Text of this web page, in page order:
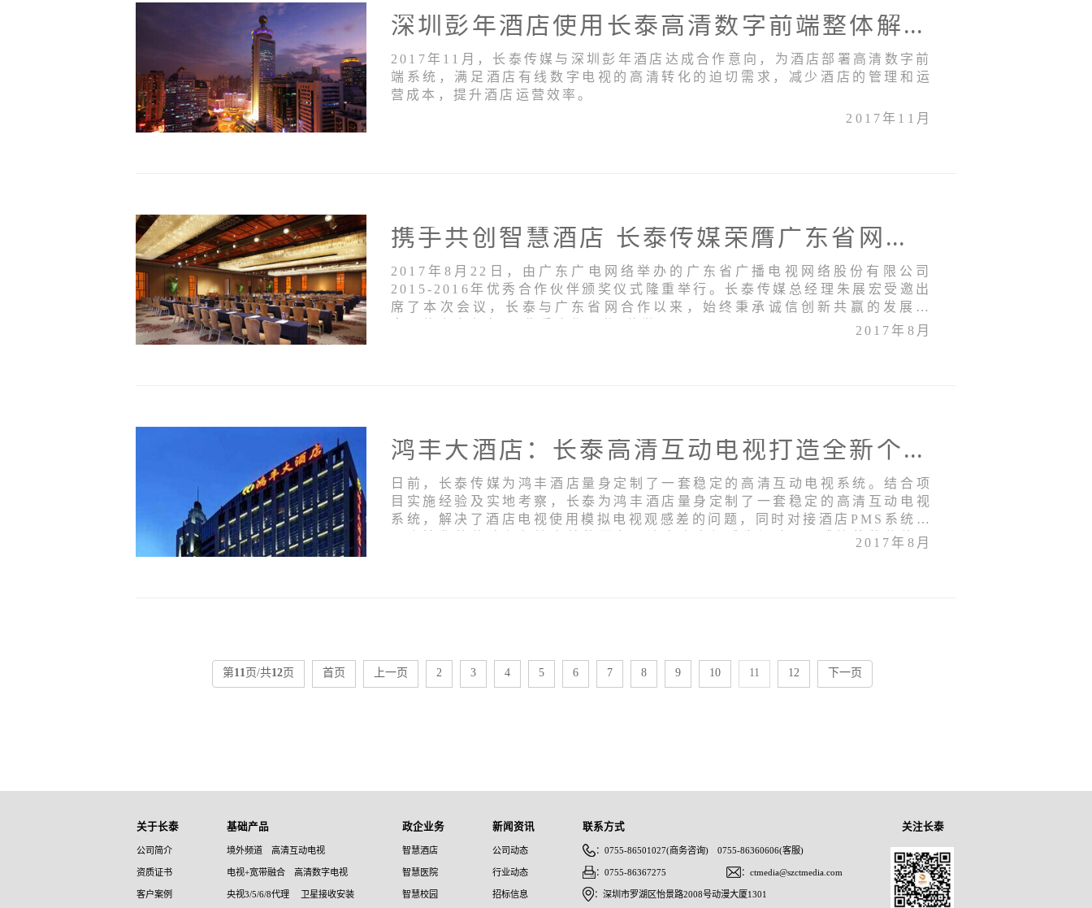
深圳彭年酒店使用长泰高清数字前端整体解决方案，让高清与流畅同在
2017年11月，长泰传媒与深圳彭年酒店达成合作意向，为酒店部署高清数字前
端系统，满足酒店有线数字电视的高清转化的迫切需求，减少酒店的管理和运
营成本，提升酒店运营效率。
2017年11月
携手共创智慧酒店 长泰传媒荣膺广东省网年度优秀合作伙伴
2017年8月22日，由广东广电网络举办的广东省广播电视网络股份有限公司
2015-2016年优秀合作伙伴颁奖仪式隆重举行。长泰传媒总经理朱展宏受邀出
席了本次会议，长泰与广东省网合作以来，始终秉承诚信创新共赢的发展理
2017年8月
鸿丰大酒店：长泰高清互动电视打造全新个性化旅居体验
日前，长泰传媒为鸿丰酒店量身定制了一套稳定的高清互动电视系统。结合项
目实施经验及实地考察，长泰为鸿丰酒店量身定制了一套稳定的高清互动电视
系统，解决了酒店电视使用模拟电视观感差的问题，同时对接酒店PMS系统，
以个性化的体验和便捷高效的服务，让客房电视成为酒店VIP式接待的载体，
2017年8月
第11页/共12页 首页 上一页 2 3 4 5 6 7 8 9 10 11 12 下一页
关于长泰
公司简介
资质证书
客户案例
基础产品
境外频道 高清互动电视
电视+宽带融合 高清数字电视
央视3/5/6/8代理 卫星接收安装
政企业务
智慧酒店
智慧医院
智慧校园
新闻资讯
公司动态
行业动态
招标信息
联系方式
：0755-86501027(商务咨询) 0755-86360606(客服)
：0755-86367275 ：ctmedia@szctmedia.com
：深圳市罗湖区怡景路2008号动漫大厦1301
关注长泰